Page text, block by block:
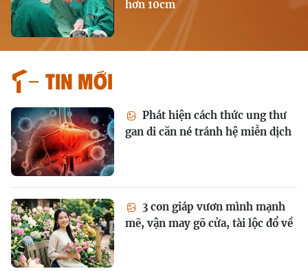
hơn 10cm
Tin mới
Phát hiện cách thức ung thư
gan di căn né tránh hệ miễn dịch
3 con giáp vươn mình mạnh
mẽ, vận may gõ cửa, tài lộc đổ về